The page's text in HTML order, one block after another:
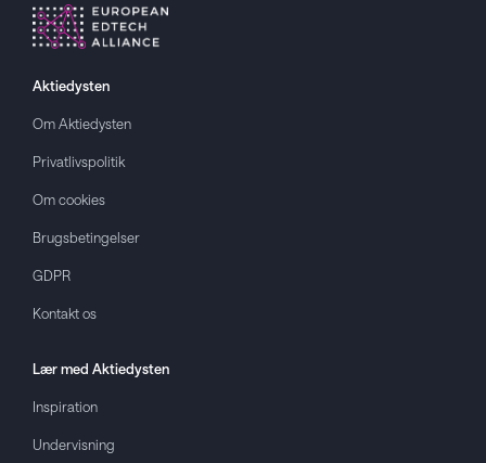
Aktiedysten
Om Aktiedysten
Privatlivspolitik
Om cookies
Brugsbetingelser
GDPR
Kontakt os
Lær med Aktiedysten
Inspiration
Undervisning